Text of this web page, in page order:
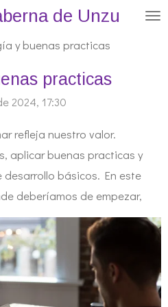
de Unzu
y buenas practicas
practicas
2024, 17:30
refleja nuestro valor.
aplicar buenas practicas y
básicos. En este
deberíamos de empezar,